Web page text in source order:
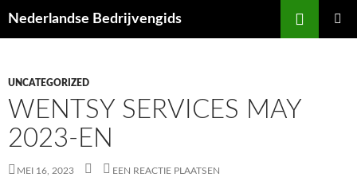
Nederlandse Bedrijvengids
UNCATEGORIZED
WENTSY SERVICES MAY
2023-EN
MEI 16, 2023 EEN REACTIE PLAATSEN